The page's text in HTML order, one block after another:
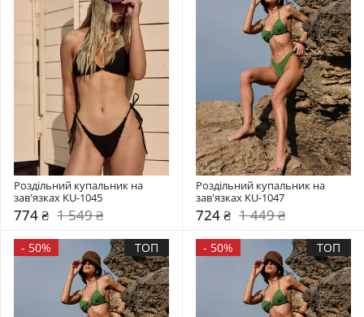
Роздільний купальник на
зав'язках KU-1045
774 ₴ 1 549 ₴
Роздільний купальник на
зав'язках KU-1047
724 ₴ 1 449 ₴
- 50% ТОП - 50% ТОП